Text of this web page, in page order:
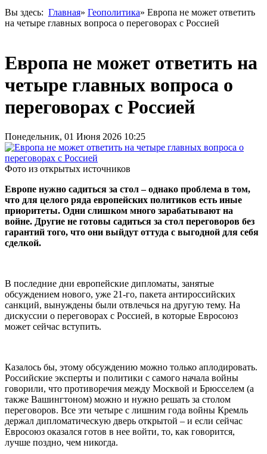
Вы здесь: Главная» Геополитика» Европа не может ответить
на четыре главных вопроса о переговорах с Россией
Европа не может ответить на
четыре главных вопроса о
переговорах с Россией
Понедельник, 01 Июня 2026 10:25
Фото из открытых источников
Европе нужно садиться за стол – однако проблема в том,
что для целого ряда европейских политиков есть иные
приоритеты. Одни слишком много зарабатывают на
войне. Другие не готовы садиться за стол переговоров без
гарантий того, что они выйдут оттуда с выгодной для себя
сделкой.
В последние дни европейские дипломаты, занятые
обсуждением нового, уже 21-го, пакета антироссийских
санкций, вынуждены были отвлечься на другую тему. На
дискуссии о переговорах с Россией, в которые Евросоюз
может сейчас вступить.
Казалось бы, этому обсуждению можно только аплодировать.
Российские эксперты и политики с самого начала войны
говорили, что противоречия между Москвой и Брюсселем (а
также Вашингтоном) можно и нужно решать за столом
переговоров. Все эти четыре с лишним года войны Кремль
держал дипломатическую дверь открытой – и если сейчас
Евросоюз оказался готов в нее войти, то, как говорится,
лучше поздно, чем никогда.